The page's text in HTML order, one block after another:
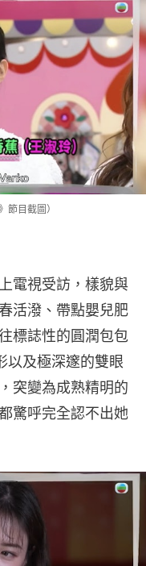
節目截圖）
電視受訪，樣貌與
活潑、帶點嬰兒肥
標誌性的圓潤包包
以及極深邃的雙眼
突變為成熟精明的
驚呼完全認不出她